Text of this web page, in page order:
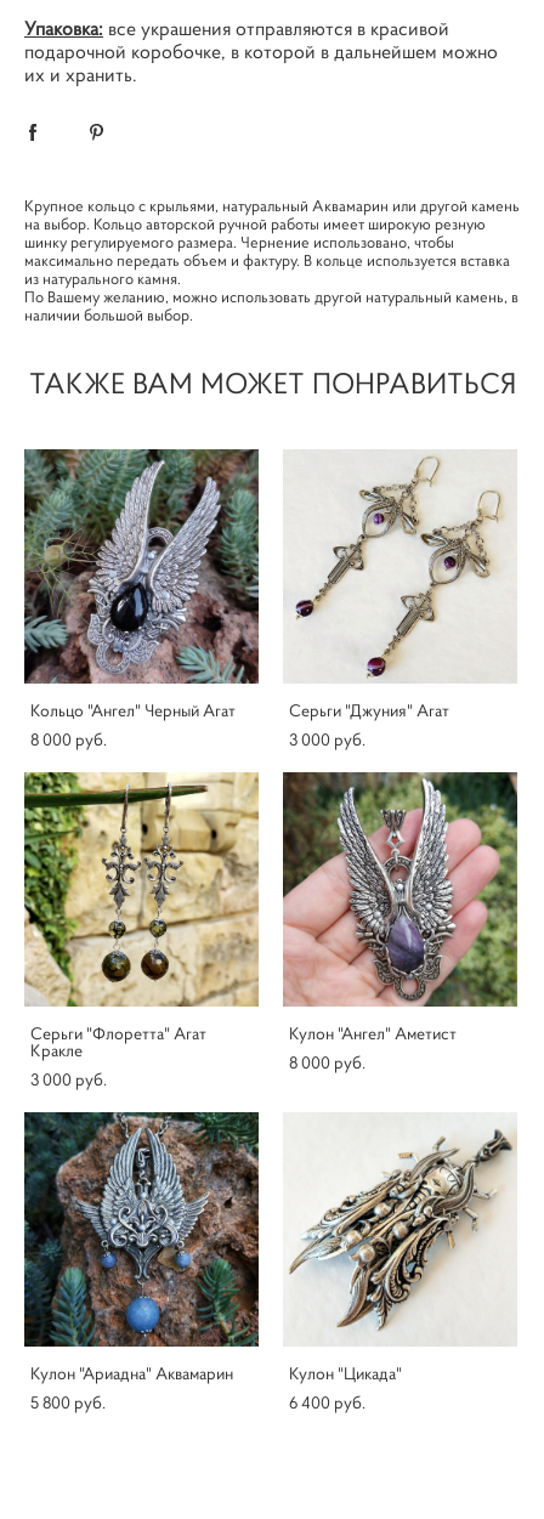
Упаковка: все украшения отправляются в красивой
подарочной коробочке, в которой в дальнейшем можно
их и хранить.
Крупное кольцо c крыльями, натуральный Аквамарин или другой камень
на выбор. Кольцо авторской ручной работы имеет широкую резную
шинку регулируемого размера. Чернение использовано, чтобы
максимально передать объем и фактуру. В кольце используется вставка
из натурального камня.
По Вашему желанию, можно использовать другой натуральный камень, в
наличии большой выбор.
ТАКЖЕ ВАМ МОЖЕТ ПОНРАВИТЬСЯ
Кольцо "Ангел" Черный Агат
8 000 pуб.
Серьги "Джуния" Агат
3 000 pуб.
Серьги "Флоретта" Агат
Кракле
3 000 pуб.
Кулон "Ангел" Аметист
8 000 pуб.
Кулон "Ариадна" Аквамарин
5 800 pуб.
Кулон "Цикада"
6 400 pуб.